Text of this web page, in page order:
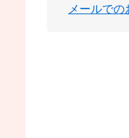
メールで